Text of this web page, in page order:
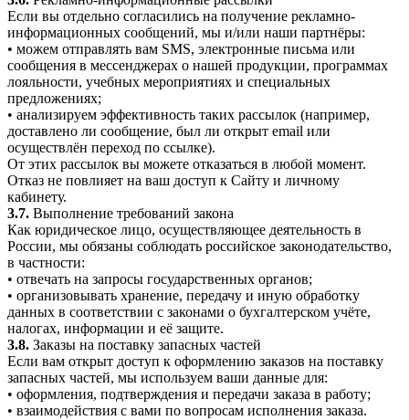
Если вы отдельно согласились на получение рекламно-
информационных сообщений, мы и/или наши партнёры:
• можем отправлять вам SMS, электронные письма или
сообщения в мессенджерах о нашей продукции, программах
лояльности, учебных мероприятиях и специальных
предложениях;
• анализируем эффективность таких рассылок (например,
доставлено ли сообщение, был ли открыт email или
осуществлён переход по ссылке).
От этих рассылок вы можете отказаться в любой момент.
Отказ не повлияет на ваш доступ к Сайту и личному
кабинету.
3.7. Выполнение требований закона
Как юридическое лицо, осуществляющее деятельность в
России, мы обязаны соблюдать российское законодательство,
в частности:
• отвечать на запросы государственных органов;
• организовывать хранение, передачу и иную обработку
данных в соответствии с законами о бухгалтерском учёте,
налогах, информации и её защите.
3.8. Заказы на поставку запасных частей
Если вам открыт доступ к оформлению заказов на поставку
запасных частей, мы используем ваши данные для:
• оформления, подтверждения и передачи заказа в работу;
• взаимодействия с вами по вопросам исполнения заказа.